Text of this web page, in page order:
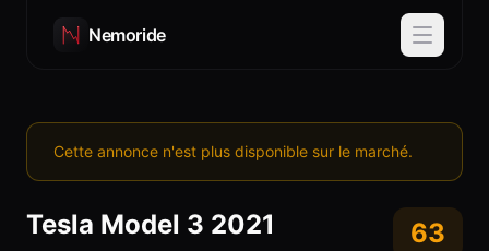
Nemoride
Cette annonce n'est plus disponible sur le marché.
Tesla Model 3 2021 63